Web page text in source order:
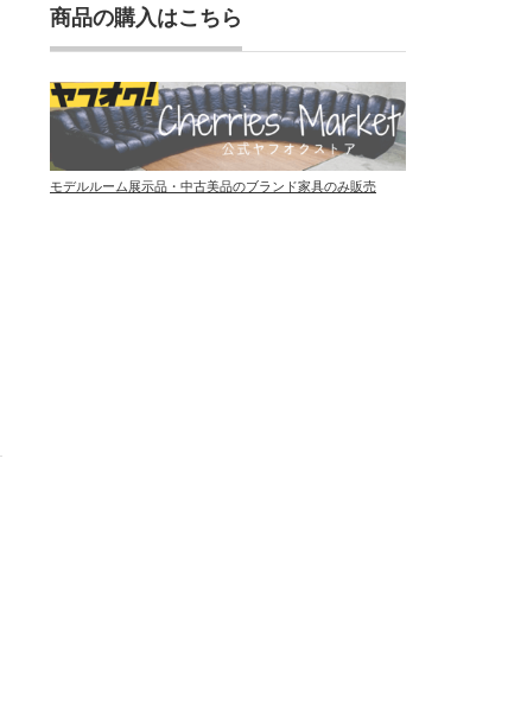
商品の購入はこちら
モデルルーム展示品・中古美品のブランド家具のみ販売